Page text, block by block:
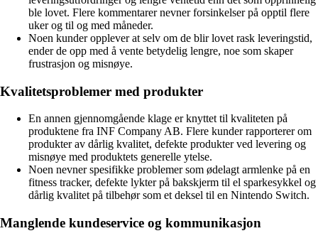
ble lovet. Flere kommentarer nevner forsinkelser på opptil flere
uker og til og med måneder.
Noen kunder opplever at selv om de blir lovet rask leveringstid,
ender de opp med å vente betydelig lengre, noe som skaper
frustrasjon og misnøye.
Kvalitetsproblemer med produkter
En annen gjennomgående klage er knyttet til kvaliteten på
produktene fra INF Company AB. Flere kunder rapporterer om
produkter av dårlig kvalitet, defekte produkter ved levering og
misnøye med produktets generelle ytelse.
Noen nevner spesifikke problemer som ødelagt armlenke på en
fitness tracker, defekte lykter på bakskjerm til el sparkesykkel og
dårlig kvalitet på tilbehør som et deksel til en Nintendo Switch.
Manglende kundeservice og kommunikasjon